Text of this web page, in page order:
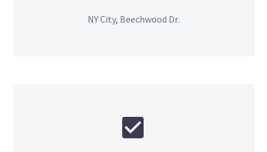
NY City, Beechwood Dr.

